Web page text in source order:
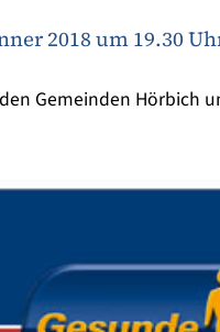
2018 um 19.30
Gemeinden